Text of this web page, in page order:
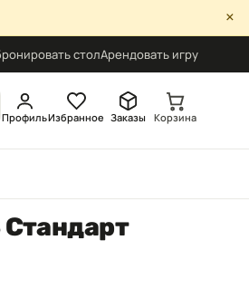
×
столАрендовать игру
ПрофильИзбранное Заказы Корзина